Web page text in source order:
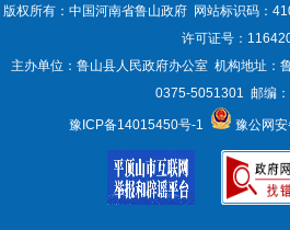
版权所有：中国河南省鲁山政府 网站标识码：
许可证号：
主办单位：鲁山县人民政府办公室 机构地址：
0375-5051301 邮编
豫ICP备14015450号-1 豫公网